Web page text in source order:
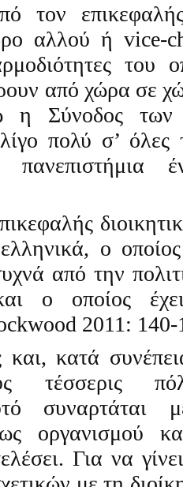
τον
αλλού ή vice-
από χώρα σε
η Σύνοδος των
πολύ σ’ όλες
ο οποίος
από την
ο οποίος έχει
2011: 140-
και, κατά
τέσσερις
συναρτάται
ως οργανισμού
Για να